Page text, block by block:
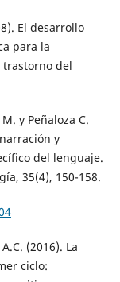
El desarrollo
para la
trastorno del
y Peñaloza C.
y
del lenguaje.
35(4), 150-158.
(2016). La
ciclo: